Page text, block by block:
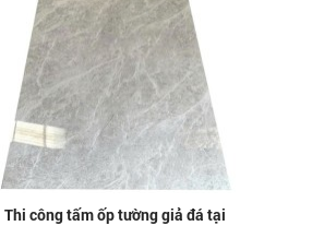
Thi công tấm ốp tường giả đá tại